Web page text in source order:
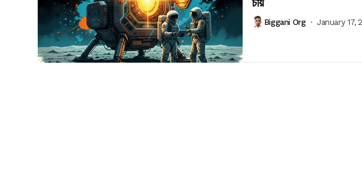
Biggani Org January 17,